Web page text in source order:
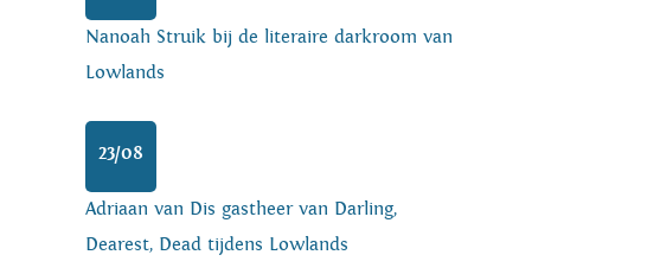
Nanoah Struik bij de literaire darkroom van
Lowlands
23/08
Adriaan van Dis gastheer van Darling,
Dearest, Dead tijdens Lowlands